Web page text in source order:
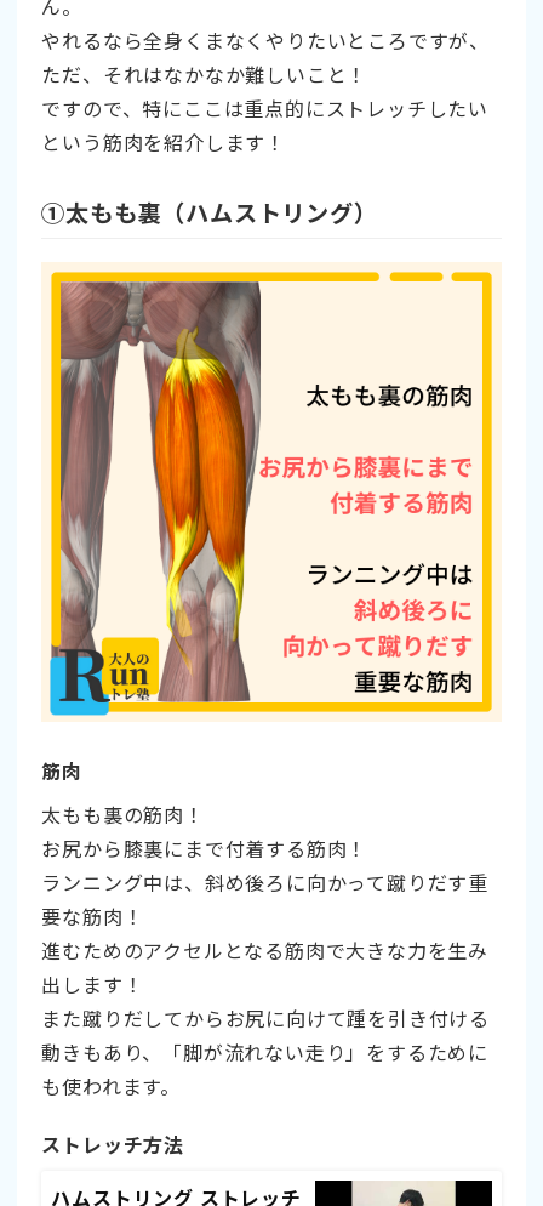
ん。
やれるなら全身くまなくやりたいところですが、
ただ、それはなかなか難しいこと！
ですので、特にここは重点的にストレッチしたい
という筋肉を紹介します！
➀太もも裏（ハムストリング）
筋肉
太もも裏の筋肉！
お尻から膝裏にまで付着する筋肉！
ランニング中は、斜め後ろに向かって蹴りだす重
要な筋肉！
進むためのアクセルとなる筋肉で大きな力を生み
出します！
また蹴りだしてからお尻に向けて踵を引き付ける
動きもあり、「脚が流れない走り」をするために
も使われます。
ストレッチ方法
ハムストリング ストレッチ